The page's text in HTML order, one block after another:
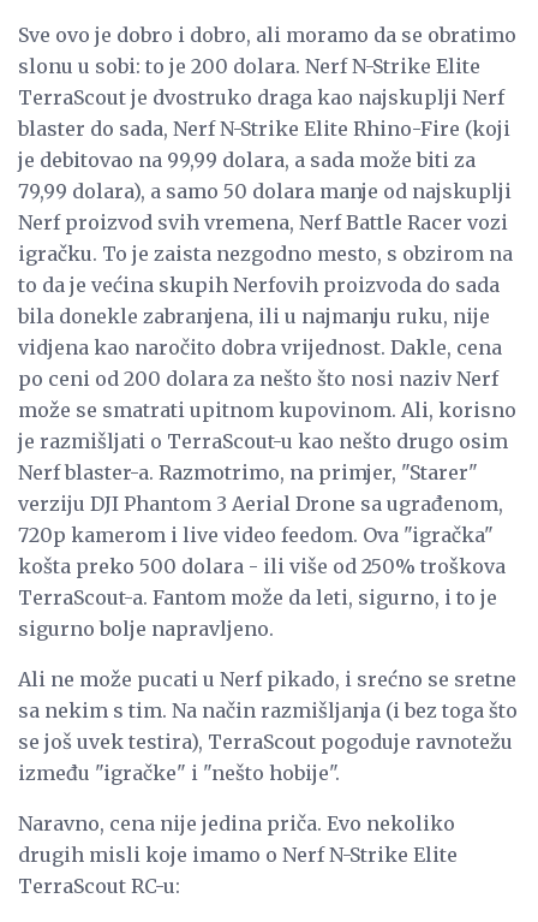
Sve ovo je dobro i dobro, ali moramo da se obratimo
slonu u sobi: to je 200 dolara. Nerf N-Strike Elite
TerraScout je dvostruko draga kao najskuplji Nerf
blaster do sada, Nerf N-Strike Elite Rhino-Fire (koji
je debitovao na 99,99 dolara, a sada može biti za
79,99 dolara), a samo 50 dolara manje od najskuplji
Nerf proizvod svih vremena, Nerf Battle Racer vozi
igračku. To je zaista nezgodno mesto, s obzirom na
to da je većina skupih Nerfovih proizvoda do sada
bila donekle zabranjena, ili u najmanju ruku, nije
vidjena kao naročito dobra vrijednost. Dakle, cena
po ceni od 200 dolara za nešto što nosi naziv Nerf
može se smatrati upitnom kupovinom. Ali, korisno
je razmišljati o TerraScout-u kao nešto drugo osim
Nerf blaster-a. Razmotrimo, na primjer, "Starer"
verziju DJI Phantom 3 Aerial Drone sa ugrađenom,
720p kamerom i live video feedom. Ova "igračka"
košta preko 500 dolara - ili više od 250% troškova
TerraScout-a. Fantom može da leti, sigurno, i to je
sigurno bolje napravljeno.
Ali ne može pucati u Nerf pikado, i srećno se sretne
sa nekim s tim. Na način razmišljanja (i bez toga što
se još uvek testira), TerraScout pogoduje ravnotežu
između "igračke" i "nešto hobije".
Naravno, cena nije jedina priča. Evo nekoliko
drugih misli koje imamo o Nerf N-Strike Elite
TerraScout RC-u: